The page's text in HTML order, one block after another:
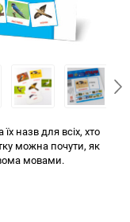
назв для всіх, хто
можна почути, як
мовами.